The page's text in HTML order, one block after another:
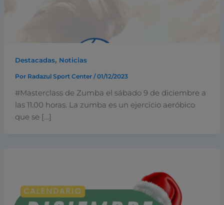
Destacadas, Noticias
Por Radazul Sport Center /01/12/2023
#Masterclass de Zumba el sábado 9 de diciembre a
las 11.00 horas. La zumba es un ejercicio aeróbico
que se […]